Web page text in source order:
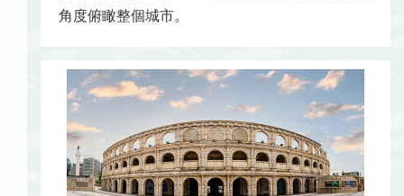
角度俯瞰整個城市。